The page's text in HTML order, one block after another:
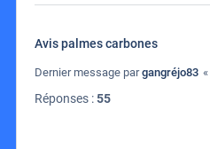
Avis palmes carbones
Dernier message pargangréjo83 «
Réponses :55